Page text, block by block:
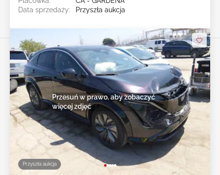
Data sprzedaży:
Przyszła aukcja
Przyszła aukcja
Przesuń w prawo, aby zobaczyć
więcej zdjęć